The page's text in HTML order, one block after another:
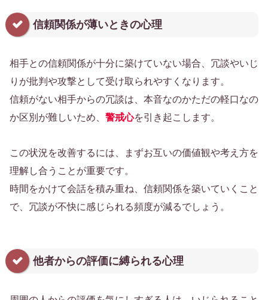
信頼関係が薄いときの心理
相手との信頼関係が十分に築けていない場合、冗談やいじ
りが批判や攻撃として受け取られやすくなります。
信頼がない相手からの冗談は、本音なのかただの軽口なの
か区別が難しいため、 警戒心を引き起こします。
この状況を改善するには、まずお互いの価値観や考え方を
理解し合うことが重要です。
時間をかけて会話を積み重ね、信頼関係を築いていくこと
で、冗談が不快に感じられる頻度が減るでしょう。
他者からの評価に縛られる心理